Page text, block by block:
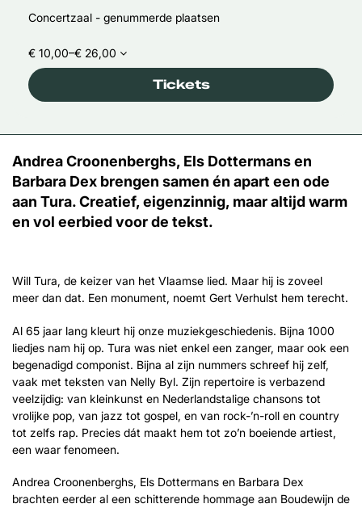
Concertzaal - genummerde plaatsen
€ 10,00–€ 26,00
Tickets
Andrea Croonenberghs, Els Dottermans en
Barbara Dex brengen samen én apart een ode
aan Tura. Creatief, eigenzinnig, maar altijd warm
en vol eerbied voor de tekst.
Will Tura, de keizer van het Vlaamse lied. Maar hij is zoveel
meer dan dat. Een monument, noemt Gert Verhulst hem terecht.
Al 65 jaar lang kleurt hij onze muziekgeschiedenis. Bijna 1000
liedjes nam hij op. Tura was niet enkel een zanger, maar ook een
begenadigd componist. Bijna al zijn nummers schreef hij zelf,
vaak met teksten van Nelly Byl. Zijn repertoire is verbazend
veelzijdig: van kleinkunst en Nederlandstalige chansons tot
vrolijke pop, van jazz tot gospel, en van rock-’n-roll en country
tot zelfs rap. Precies dát maakt hem tot zo’n boeiende artiest,
een waar fenomeen.
Andrea Croonenberghs, Els Dottermans en Barbara Dex
brachten eerder al een schitterende hommage aan Boudewijn de